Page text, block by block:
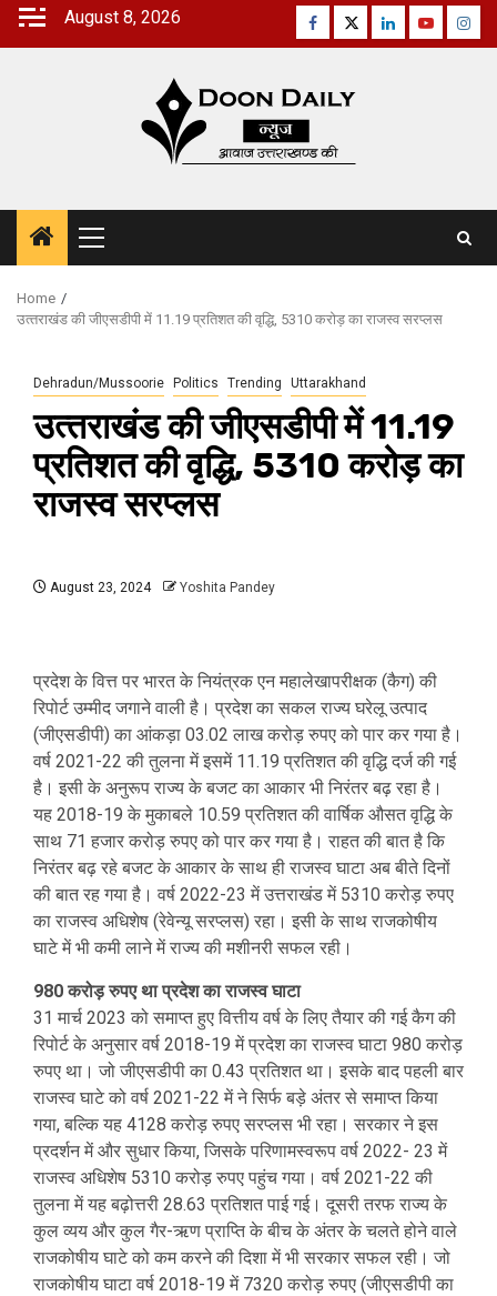
Skip
August 8, 2026 Facebook
TwitterLinkedinYoutube
Primary
Menu
Home
उत्‍तराखंड की जीएसडीपी में 11.19 प्रतिशत की वृद्धि, 5310 करोड़ का राजस्व सरप्लस
Dehradun/Mussoorie Politics Trending Uttarakhand
उत्‍तराखंड की जीएसडीपी में 11.19
प्रतिशत की वृद्धि, 5310 करोड़ का
राजस्व सरप्लस
August 23, 2024 Yoshita Pandey
प्रदेश के वित्त पर भारत के नियंत्रक एन महालेखापरीक्षक (कैग) की
रिपोर्ट उम्मीद जगाने वाली है। प्रदेश का सकल राज्य घरेलू उत्पाद
(जीएसडीपी) का आंकड़ा 03.02 लाख करोड़ रुपए को पार कर गया है।
वर्ष 2021-22 की तुलना में इसमें 11.19 प्रतिशत की वृद्धि दर्ज की गई
है। इसी के अनुरूप राज्य के बजट का आकार भी निरंतर बढ़ रहा है।
यह 2018-19 के मुकाबले 10.59 प्रतिशत की वार्षिक औसत वृद्धि के
साथ 71 हजार करोड़ रुपए को पार कर गया है। राहत की बात है कि
निरंतर बढ़ रहे बजट के आकार के साथ ही राजस्व घाटा अब बीते दिनों
की बात रह गया है। वर्ष 2022-23 में उत्तराखंड में 5310 करोड़ रुपए
का राजस्व अधिशेष (रेवेन्यू सरप्लस) रहा। इसी के साथ राजकोषीय
घाटे में भी कमी लाने में राज्य की मशीनरी सफल रही।
980 करोड़ रुपए था प्रदेश का राजस्व घाटा
31 मार्च 2023 को समाप्त हुए वित्तीय वर्ष के लिए तैयार की गई कैग की
रिपोर्ट के अनुसार वर्ष 2018-19 में प्रदेश का राजस्व घाटा 980 करोड़
रुपए था। जो जीएसडीपी का 0.43 प्रतिशत था। इसके बाद पहली बार
राजस्व घाटे को वर्ष 2021-22 में ने सिर्फ बड़े अंतर से समाप्त किया
गया, बल्कि यह 4128 करोड़ रुपए सरप्लस भी रहा। सरकार ने इस
प्रदर्शन में और सुधार किया, जिसके परिणामस्वरूप वर्ष 2022- 23 में
राजस्व अधिशेष 5310 करोड़ रुपए पहुंच गया। वर्ष 2021-22 की
तुलना में यह बढ़ोत्तरी 28.63 प्रतिशत पाई गई। दूसरी तरफ राज्य के
कुल व्यय और कुल गैर-ऋण प्राप्ति के बीच के अंतर के चलते होने वाले
राजकोषीय घाटे को कम करने की दिशा में भी सरकार सफल रही। जो
राजकोषीय घाटा वर्ष 2018-19 में 7320 करोड़ रुपए (जीएसडीपी का